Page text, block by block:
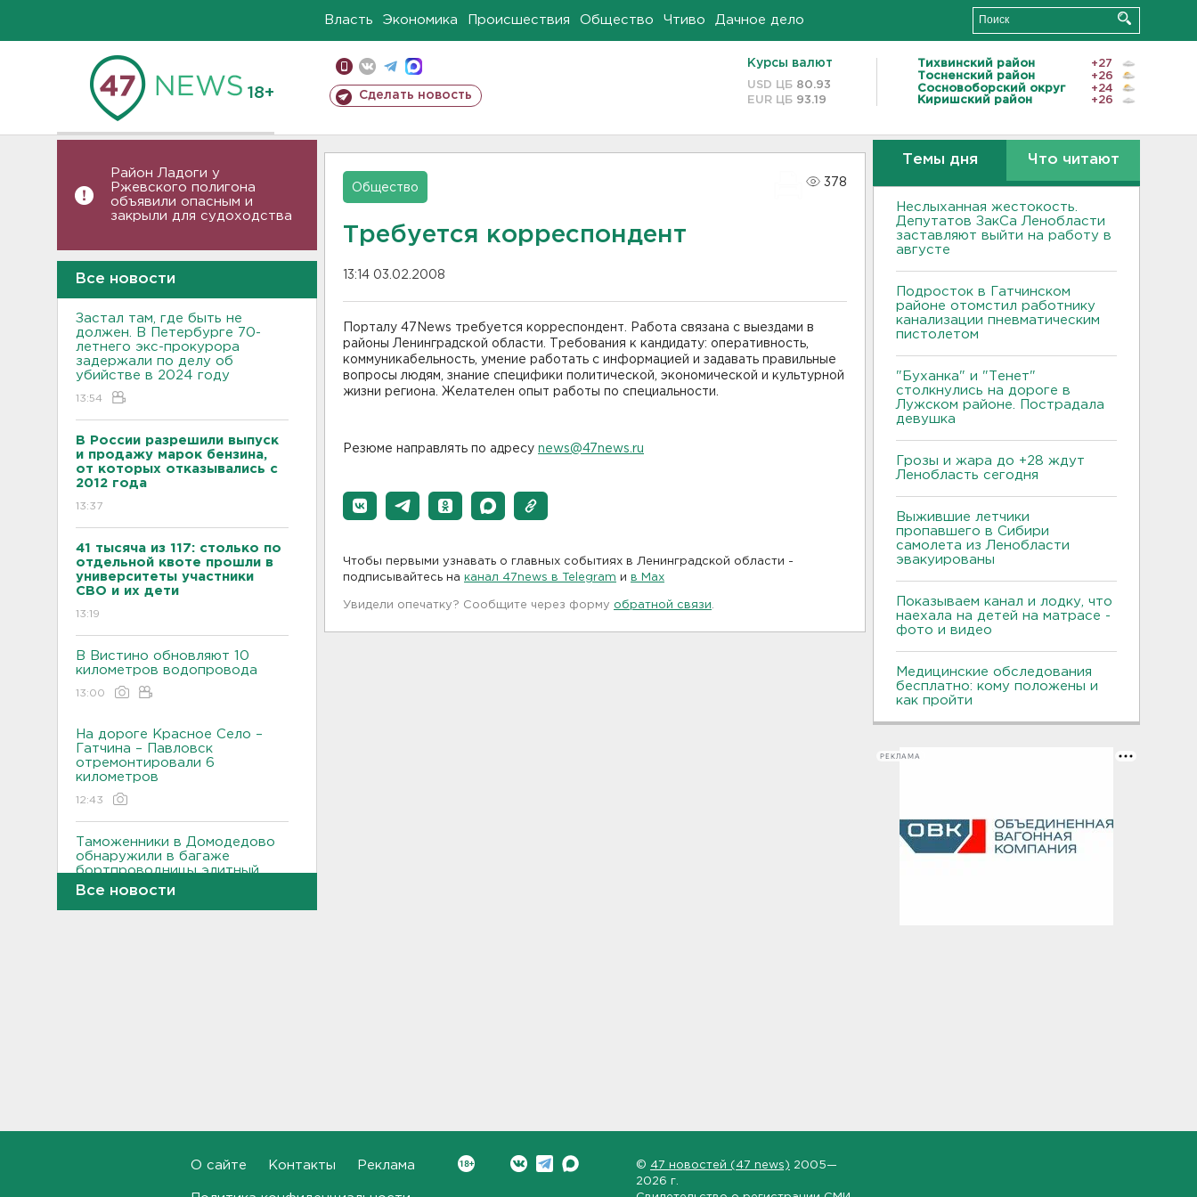
Власть Экономика Происшествия Общество Чтиво Дачное дело
18+ Сделать новость
Курсы валют
USD ЦБ 80.93
EUR ЦБ 93.19
Тихвинский район
+27
Тосненский район
+26
Сосновоборский округ
+24
Киришский район
+26
Район Ладоги у
Ржевского полигона
объявили опасным и
закрыли для судоходства
Все новости
Застал там, где быть не
должен. В Петербурге 70-
летнего экс-прокурора
задержали по делу об
убийстве в 2024 году
13:54
В России разрешили выпуск
и продажу марок бензина,
от которых отказывались с
2012 года
13:37
41 тысяча из 117: столько по
отдельной квоте прошли в
университеты участники
СВО и их дети
13:19
В Вистино обновляют 10
километров водопровода
13:00
На дороге Красное Село –
Гатчина – Павловск
отремонтировали 6
километров
12:43
Таможенники в Домодедово
обнаружили в багаже
бортпроводницы элитный
контрабандный груз
полигона объявили опасным
Все новости
Общество
378
Требуется корреспондент
13:14 03.02.2008
Порталу 47News требуется корреспондент. Работа связана с выездами в
районы Ленинградской области. Требования к кандидату: оперативность,
коммуникабельность, умение работать с информацией и задавать правильные
вопросы людям, знание специфики политической, экономической и культурной
жизни региона. Желателен опыт работы по специальности.
Резюме направлять по адресу news@47news.ru
Чтобы первыми узнавать о главных событиях в Ленинградской области -
подписывайтесь на канал 47news в Telegram и в Maх
Увидели опечатку? Сообщите через форму обратной связи
Темы дня Что читают
Неслыханная жестокость.
Депутатов ЗакСа Ленобласти
заставляют выйти на работу в
августе
Подросток в Гатчинском
районе отомстил работнику
канализации пневматическим
пистолетом
"Буханка" и "Тенет"
столкнулись на дороге в
Лужском районе. Пострадала
девушка
Грозы и жара до +28 ждут
Ленобласть сегодня
Выжившие летчики
пропавшего в Сибири
самолета из Ленобласти
эвакуированы
Показываем канал и лодку, что
наехала на детей на матрасе -
фото и видео
Медицинские обследования
бесплатно: кому положены и
как пройти
РЕКЛАМА
О сайте Контакты Реклама © 47 новостей (47 news) 2005—
2026 г.